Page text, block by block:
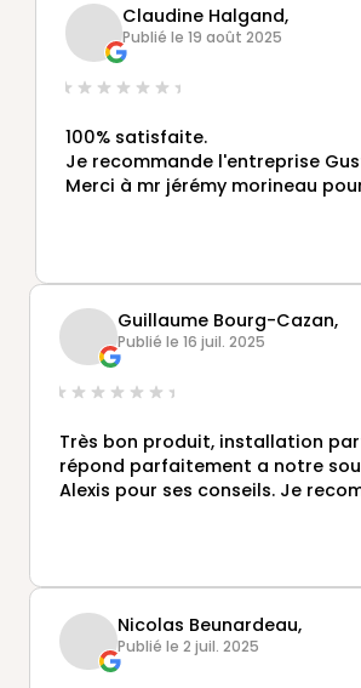
Claudine Halgand,
Publié le 19 août 2025
100% satisfaite.
Je recommande l'entreprise
Merci à mr jérémy morineau
Guillaume Bourg-Cazan,
Publié le 16 juil. 2025
Très bon produit, installation
répond parfaitement a notre
Alexis pour ses conseils. Je
Nicolas Beunardeau,
Publié le 2 juil. 2025